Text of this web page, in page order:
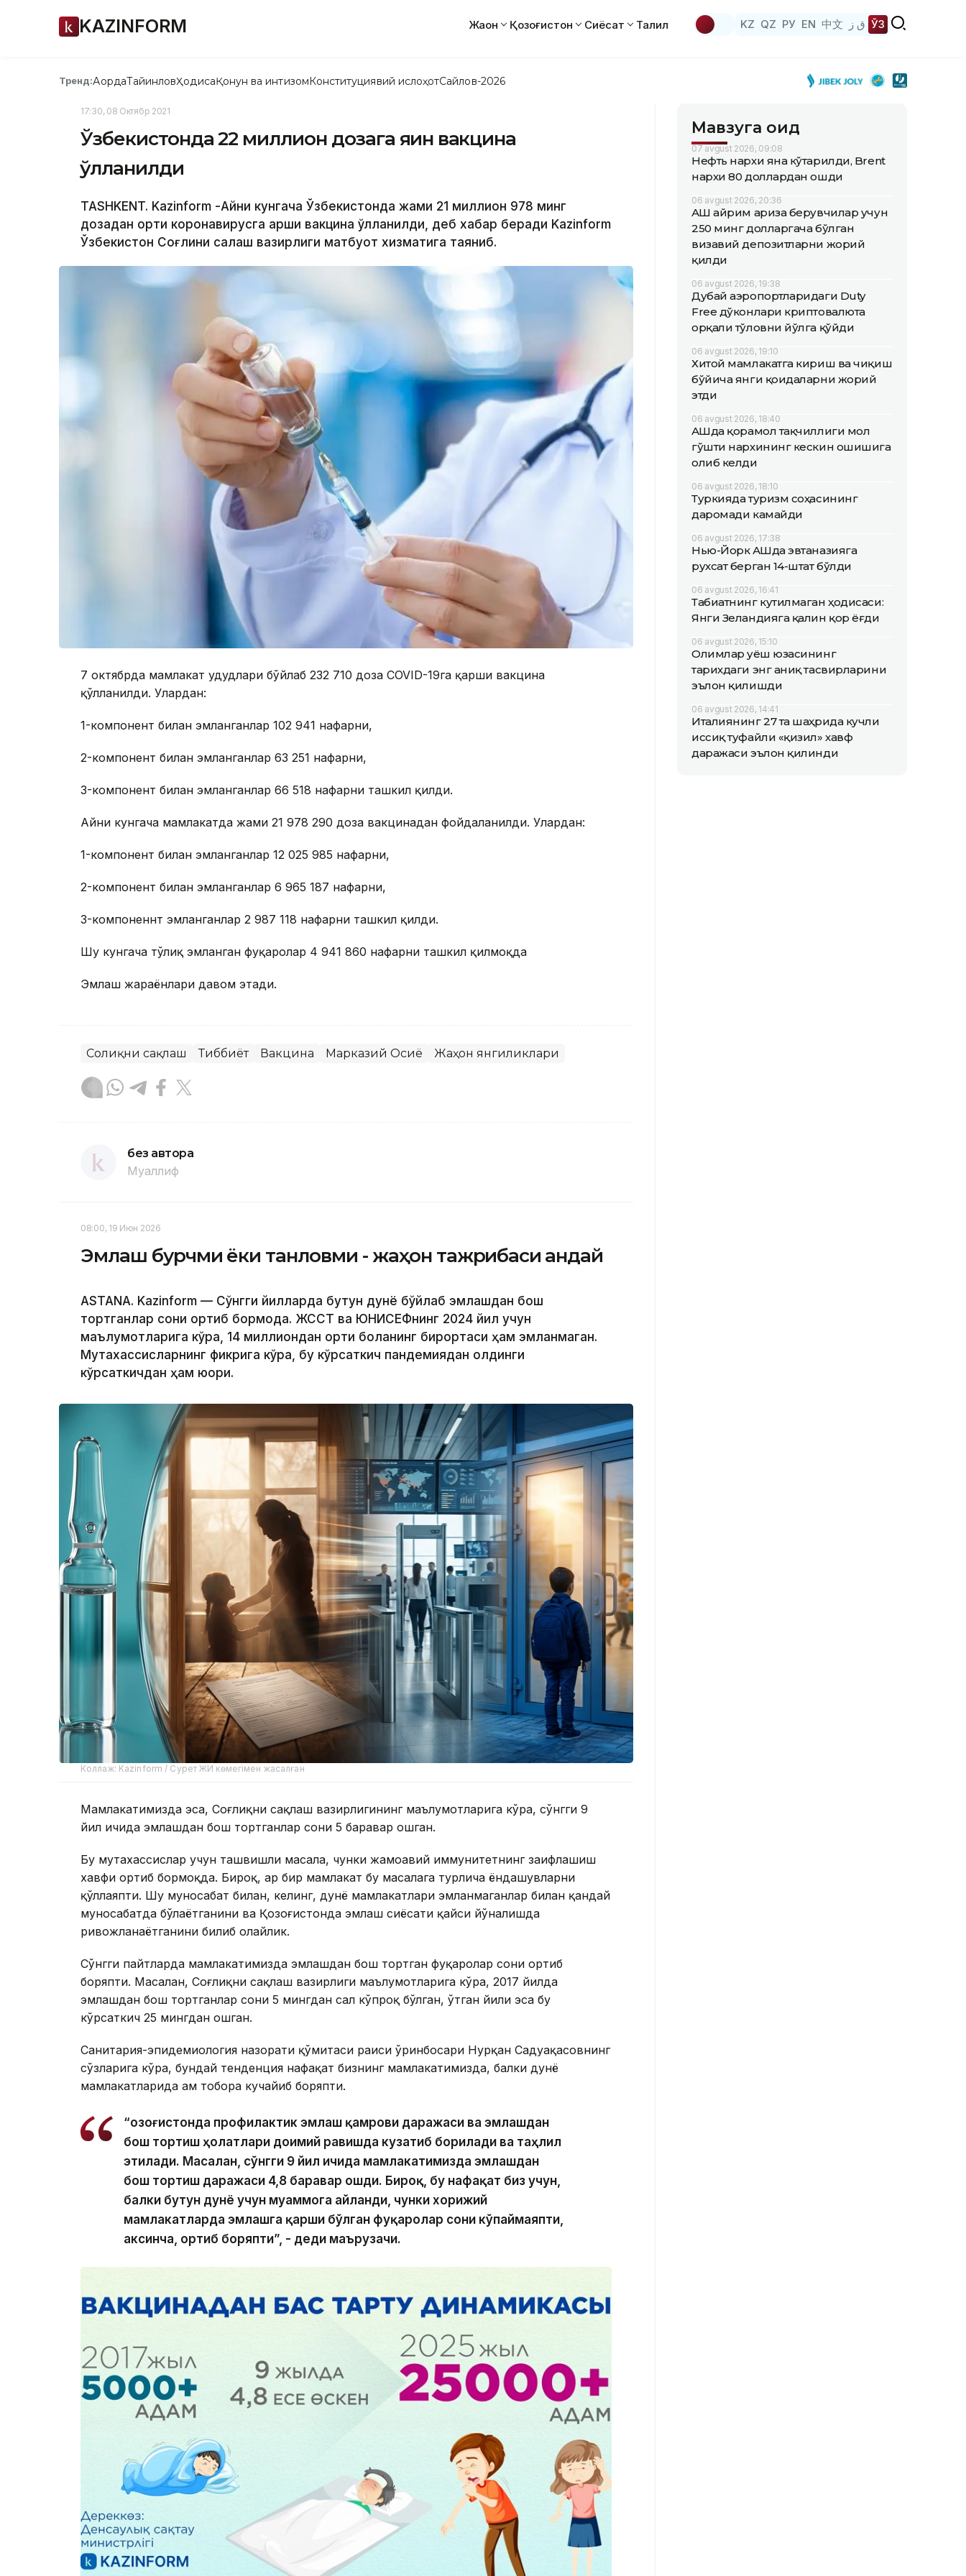
KAZINFORM Жаҳон Қозоғистон Сиёсат Таҳлил KZ QZ РУ EN 中文 ق ز ЎЗ
Тренд:АқордаТайинловҲодисаҚонун ва интизомКонституциявий ислоҳотСайлов-2026
17:30, 08 Октябр 2021
Ўзбекистонда 22 миллион дозага яқин вакцина
қўлланилди
TASHKENT. Kazinform -Айни кунгача Ўзбекистонда жами 21 миллион 978 минг
дозадан ортиқ коронавирусга қарши вакцина қўлланилди, деб хабар беради Kazinform
Ўзбекистон Соғлиқни сақлаш вазирлиги матбуот хизматига таяниб.
7 октябрда мамлакат ҳудудлари бўйлаб 232 710 доза COVID-19га қарши вакцина
қўлланилди. Улардан:
1-компонент билан эмланганлар 102 941 нафарни,
2-компонент билан эмланганлар 63 251 нафарни,
3-компонент билан эмланганлар 66 518 нафарни ташкил қилди.
Айни кунгача мамлакатда жами 21 978 290 доза вакцинадан фойдаланилди. Улардан:
1-компонент билан эмланганлар 12 025 985 нафарни,
2-компонент билан эмланганлар 6 965 187 нафарни,
3-компоненнт эмланганлар 2 987 118 нафарни ташкил қилди.
Шу кунгача тўлиқ эмланган фуқаролар 4 941 860 нафарни ташкил қилмоқда
Эмлаш жараёнлари давом этади.
Соғлиқни сақлаш Тиббиёт Вакцина Марказий Осиё Жаҳон янгиликлари
без автора
Муаллиф
08:00, 19 Июн 2026
Эмлаш бурчми ёки танловми - жаҳон тажрибаси қандай
ASTANA. Kazinform — Сўнгги йилларда бутун дунё бўйлаб эмлашдан бош
тортганлар сони ортиб бормоқда. ЖССТ ва ЮНИCЕФнинг 2024 йил учун
маълумотларига кўра, 14 миллиондан ортиқ боланинг бирортаси ҳам эмланмаган.
Мутахассисларнинг фикрига кўра, бу кўрсаткич пандемиядан олдинги
кўрсаткичдан ҳам юқори.
Коллаж: Kazinform / Сурет ЖИ көмегімен жасалған
Мамлакатимизда эса, Соғлиқни сақлаш вазирлигининг маълумотларига кўра, сўнгги 9
йил ичида эмлашдан бош тортганлар сони 5 баравар ошган.
Бу мутахассислар учун ташвишли масала, чунки жамоавий иммунитетнинг заифлашиш
хавфи ортиб бормоқда. Бироқ, ҳар бир мамлакат бу масалага турлича ёндашувларни
қўллаяпти. Шу муносабат билан, келинг, дунё мамлакатлари эмланмаганлар билан қандай
муносабатда бўлаётганини ва Қозоғистонда эмлаш сиёсати қайси йўналишда
ривожланаётганини билиб олайлик.
Сўнгги пайтларда мамлакатимизда эмлашдан бош тортган фуқаролар сони ортиб
боряпти. Масалан, Соғлиқни сақлаш вазирлиги маълумотларига кўра, 2017 йилда
эмлашдан бош тортганлар сони 5 мингдан сал кўпроқ бўлган, ўтган йили эса бу
кўрсаткич 25 мингдан ошган.
Санитария-эпидемиология назорати қўмитаси раиси ўринбосари Нурқан Садуақасовнинг
сўзларига кўра, бундай тенденция нафақат бизнинг мамлакатимизда, балки дунё
мамлакатларида ҳам тобора кучайиб боряпти.
“Қозоғистонда профилактик эмлаш қамрови даражаси ва эмлашдан
бош тортиш ҳолатлари доимий равишда кузатиб борилади ва таҳлил
этилади. Масалан, сўнгги 9 йил ичида мамлакатимизда эмлашдан
бош тортиш даражаси 4,8 баравар ошди. Бироқ, бу нафақат биз учун,
балки бутун дунё учун муаммога айланди, чунки хорижий
мамлакатларда эмлашга қарши бўлган фуқаролар сони кўпаймаяпти,
аксинча, ортиб боряпти”, - деди маърузачи.
Мавзуга оид
07 avgust 2026, 09:08
Нефть нархи яна кўтарилди, Brent
нархи 80 доллардан ошди
06 avgust 2026, 20:36
АҚШ айрим ариза берувчилар учун
250 минг долларгача бўлган
визавий депозитларни жорий
қилди
06 avgust 2026, 19:38
Дубай аэропортларидаги Duty
Free дўконлари криптовалюта
орқали тўловни йўлга қўйди
06 avgust 2026, 19:10
Хитой мамлакатга кириш ва чиқиш
бўйича янги қоидаларни жорий
этди
06 avgust 2026, 18:40
АҚШда қорамол тақчиллиги мол
гўшти нархининг кескин ошишига
олиб келди
06 avgust 2026, 18:10
Туркияда туризм соҳасининг
даромади камайди
06 avgust 2026, 17:38
Нью-Йорк АҚШда эвтаназияга
рухсат берган 14-штат бўлди
06 avgust 2026, 16:41
Табиатнинг кутилмаган ҳодисаси:
Янги Зеландияга қалин қор ёғди
06 avgust 2026, 15:10
Олимлар Қуёш юзасининг
тарихдаги энг аниқ тасвирларини
эълон қилишди
06 avgust 2026, 14:41
Италиянинг 27 та шаҳрида кучли
иссиқ туфайли «қизил» хавф
даражаси эълон қилинди